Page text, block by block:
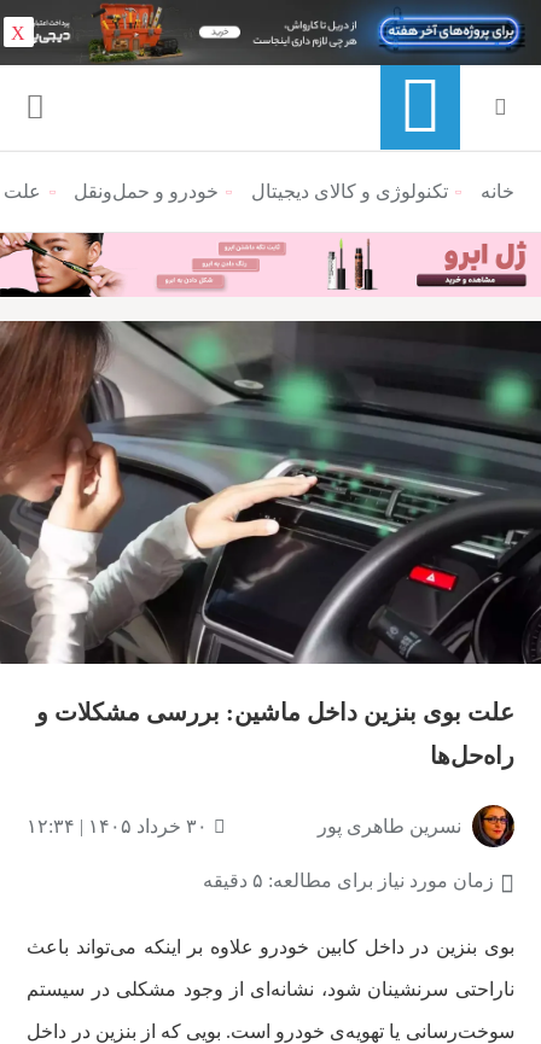
منوی ناوبری خرده نان
خانه تکنولوژی و کالای دیجیتال خودرو و حمل‌و‌نقل علت
علت بوی بنزین داخل ماشین: بررسی مشکلات و
راه‌حل‌ها
نسرین طاهری پور ۳۰ خرداد ۱۴۰۵ | ۱۲:۳۴
زمان مورد نیاز برای مطالعه: ۵ دقیقه
بوی بنزین در داخل کابین خودرو علاوه بر اینکه می‌تواند باعث
ناراحتی سرنشینان شود، نشانه‌ای از وجود مشکلی در سیستم
سوخت‌رسانی یا تهویه‌ی خودرو است. بویی که از بنزین در داخل
X